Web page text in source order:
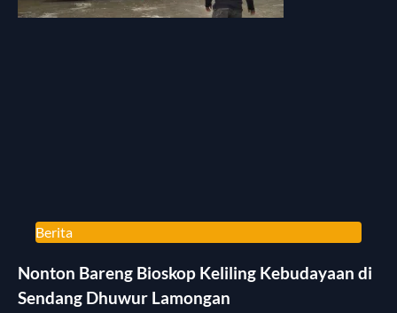
Berita
Nonton Bareng Bioskop Keliling Kebudayaan di
Sendang Dhuwur Lamongan